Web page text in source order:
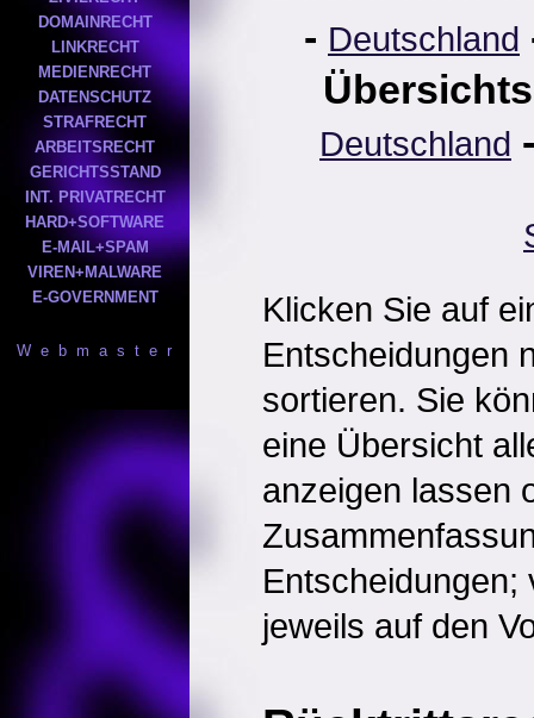
DOMAINRECHT
LINKRECHT
MEDIENRECHT
DATENSCHUTZ
STRAFRECHT
ARBEITSRECHT
GERICHTSSTAND
INT. PRIVATRECHT
HARD+SOFTWARE
E-MAIL+SPAM
VIREN+MALWARE
E-GOVERNMENT
W e b m a s t e r
- Deutschland
Deutschland
Klicken Sie auf
Entscheidungen
sortieren. Sie
eine Übersicht
anzeigen lassen
Entscheidungen;
jeweils auf den